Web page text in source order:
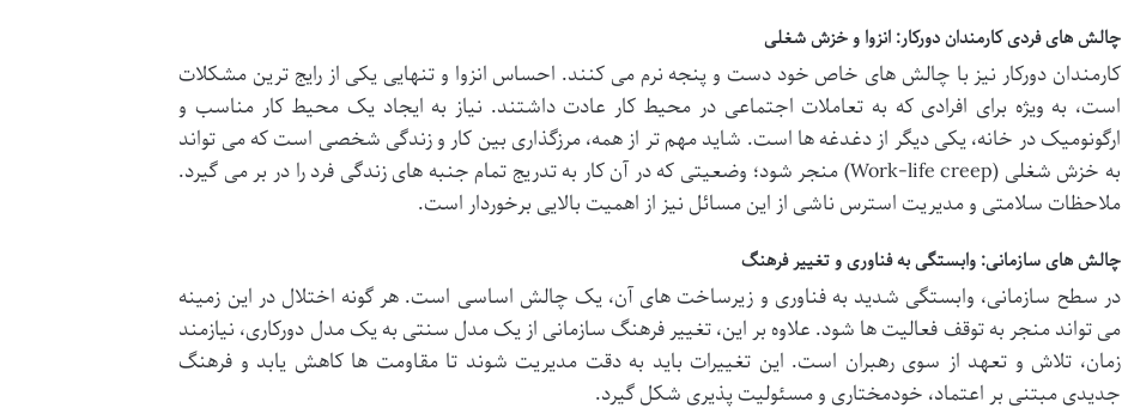
چالش های فردی کارمندان دورکار: انزوا و خزش شغلی
کارمندان دورکار نیز با چالش های خاص خود دست و پنجه نرم می کنند. احساس انزوا و تنهایی یکی از رایج ترین مشکلات
است، به ویژه برای افرادی که به تعاملات اجتماعی در محیط کار عادت داشتند. نیاز به ایجاد یک محیط کار مناسب و
ارگونومیک در خانه، یکی دیگر از دغدغه ها است. شاید مهم تر از همه، مرزگذاری بین کار و زندگی شخصی است که می تواند
به خزش شغلی (Work-life creep) منجر شود؛ وضعیتی که در آن کار به تدریج تمام جنبه های زندگی فرد را در بر می گیرد.
ملاحظات سلامتی و مدیریت استرس ناشی از این مسائل نیز از اهمیت بالایی برخوردار است.
چالش های سازمانی: وابستگی به فناوری و تغییر فرهنگ
در سطح سازمانی، وابستگی شدید به فناوری و زیرساخت های آن، یک چالش اساسی است. هر گونه اختلال در این زمینه
می تواند منجر به توقف فعالیت ها شود. علاوه بر این، تغییر فرهنگ سازمانی از یک مدل سنتی به یک مدل دورکاری، نیازمند
زمان، تلاش و تعهد از سوی رهبران است. این تغییرات باید به دقت مدیریت شوند تا مقاومت ها کاهش یابد و فرهنگ
جدیدی مبتنی بر اعتماد، خودمختاری و مسئولیت پذیری شکل گیرد.